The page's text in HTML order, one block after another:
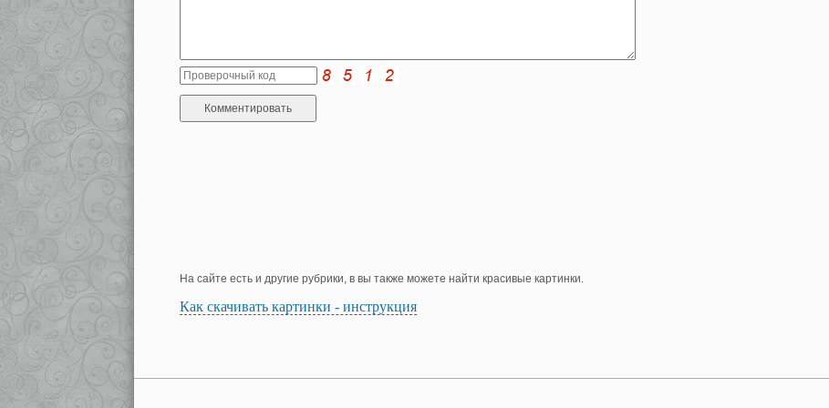
На сайте есть и другие рубрики, в вы также можете найти красивые картинки.
Как скачивать картинки - инструкция